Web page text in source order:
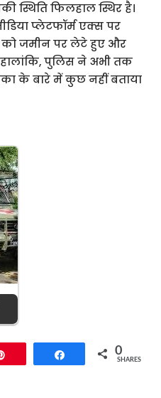
स्थिति फिलहाल स्थिर है।
प्लेटफॉर्म एक्स पर
जमीन पर लेटे हुए और
पुलिस ने अभी तक
के बारे में कुछ नहीं बताया
Share 0
SHARES